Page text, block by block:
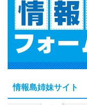
情報島姉妹サイト